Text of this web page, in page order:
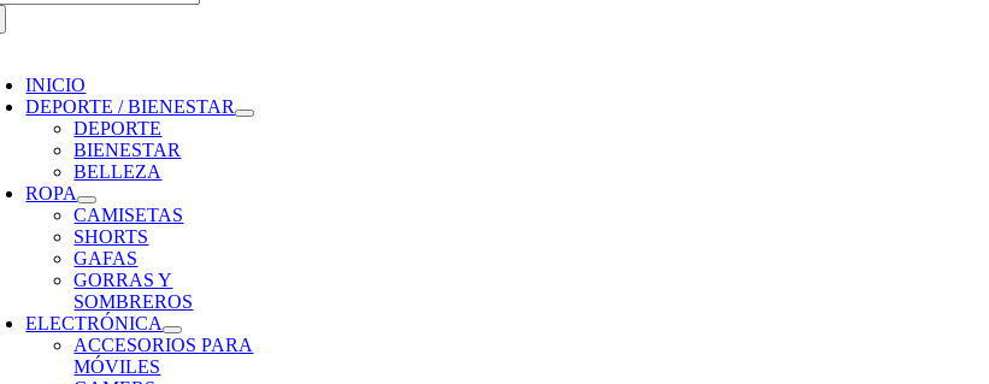
INICIO
DEPORTE / BIENESTAR
DEPORTE
BIENESTAR
BELLEZA
ROPA
CAMISETAS
SHORTS
GAFAS
GORRAS Y
SOMBREROS
ELECTRÓNICA
ACCESORIOS PARA
MÓVILES